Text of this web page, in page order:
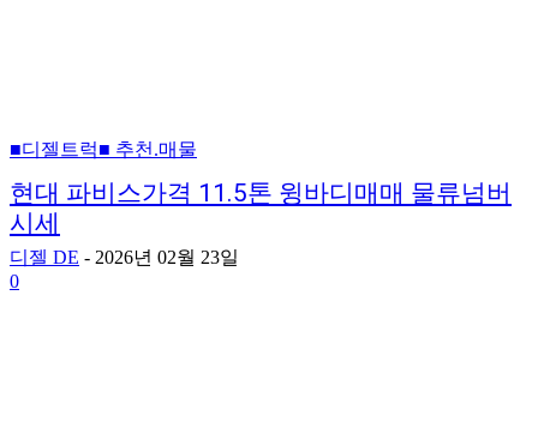
■디젤트럭■ 추천.매물
현대 파비스가격 11.5톤 윙바디매매 물류넘버
시세
디젤 DE - 2026년 02월 23일
0